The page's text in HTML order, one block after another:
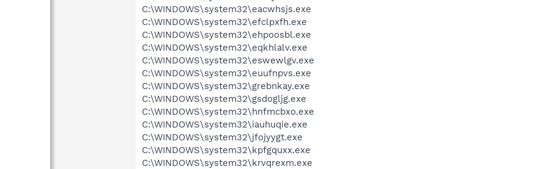
C:\WINDOWS\system32\eacwhsjs.exe
C:\WINDOWS\system32\efclpxfh.exe
C:\WINDOWS\system32\ehpoosbl.exe
C:\WINDOWS\system32\eqkhlalv.exe
C:\WINDOWS\system32\eswewlgv.exe
C:\WINDOWS\system32\euufnpvs.exe
C:\WINDOWS\system32\grebnkay.exe
C:\WINDOWS\system32\gsdogljg.exe
C:\WINDOWS\system32\hnfmcbxo.exe
C:\WINDOWS\system32\iauhuqie.exe
C:\WINDOWS\system32\jfojyygt.exe
C:\WINDOWS\system32\kpfgquxx.exe
C:\WINDOWS\system32\krvqrexm.exe